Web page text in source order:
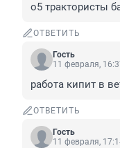
о5 трактористы
ОТВЕТИТЬ
Гость
11 февраля,
работа кипит в
ОТВЕТИТЬ
Гость
11 февраля,